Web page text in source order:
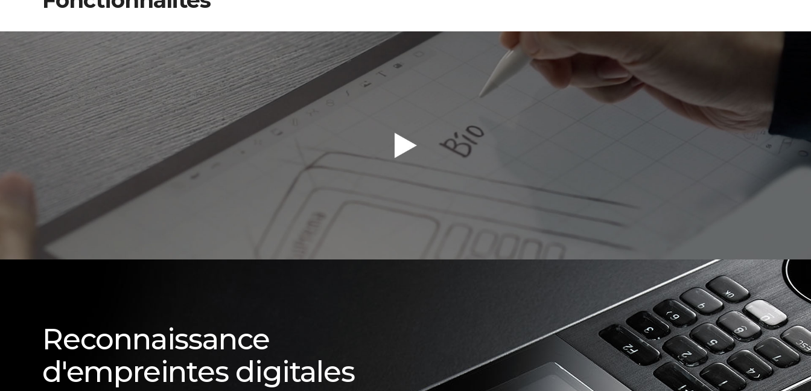
Reconnaissance
d'empreintes digitales